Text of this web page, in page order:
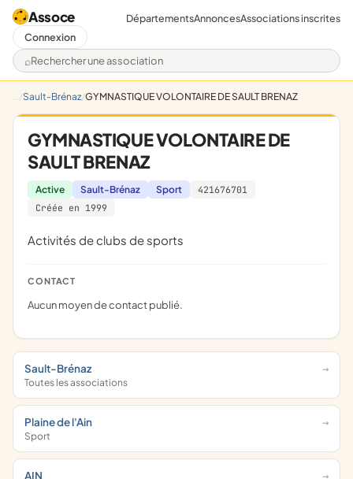
Assoce
Rechercher une association
DépartementsAnnoncesAssociations inscrites
Connexion
Sault-Brénaz GYMNASTIQUE VOLONTAIRE DE SAULT BRENAZ
GYMNASTIQUE VOLONTAIRE DE
SAULT BRENAZ
Active Sault-Brénaz Sport
421676701
Créée en 1999
Activités de clubs de sports
CONTACT
Aucun moyen de contact publié.
Sault-Brénaz
Toutes les associations
Plaine de l'Ain
Sport
AIN